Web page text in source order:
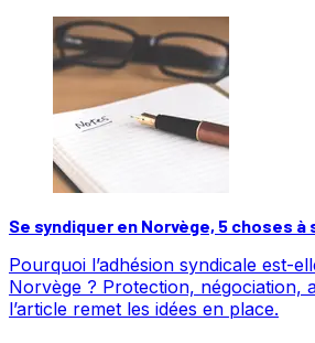
Se syndiquer en Norvège, 5 choses à
Pourquoi l’adhésion syndicale est-
Norvège ? Protection, négociation,
l’article remet les idées en place.